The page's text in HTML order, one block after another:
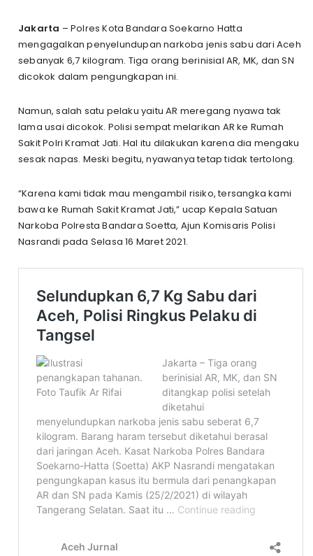
Jakarta – Polres Kota Bandara Soekarno Hatta
mengagalkan penyelundupan narkoba jenis sabu dari Aceh
sebanyak 6,7 kilogram. Tiga orang berinisial AR, MK, dan SN
dicokok dalam pengungkapan ini.
Namun, salah satu pelaku yaitu AR meregang nyawa tak
lama usai dicokok. Polisi sempat melarikan AR ke Rumah
Sakit Polri Kramat Jati. Hal itu dilakukan karena dia mengaku
sesak napas. Meski begitu, nyawanya tetap tidak tertolong.
“Karena kami tidak mau mengambil risiko, tersangka kami
bawa ke Rumah Sakit Kramat Jati,” ucap Kepala Satuan
Narkoba Polresta Bandara Soetta, Ajun Komisaris Polisi
Nasrandi pada Selasa 16 Maret 2021.